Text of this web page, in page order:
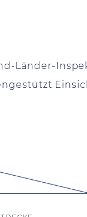
Länder-